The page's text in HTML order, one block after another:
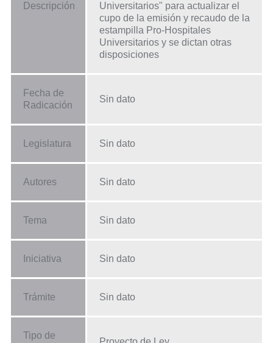
Descripción
Universitarios" para actualizar el
cupo de la emisión y recaudo de la
estampilla Pro-Hospitales
Universitarios y se dictan otras
disposiciones
Fecha de
Radicación
Sin dato
Legislatura Sin dato
Autores Sin dato
Tema Sin dato
Iniciativa Sin dato
Trámite Sin dato
Tipo de